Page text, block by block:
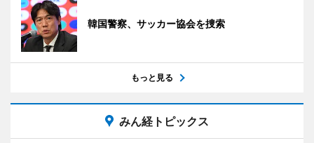
韓国警察、サッカー協会を捜索
もっと見る
みん経トピックス